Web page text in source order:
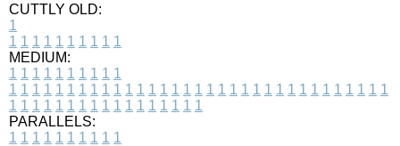
CUTTLY OLD:
1
1 1 1 1 1 1 1 1 1 1
MEDIUM:
1 1 1 1 1 1 1 1 1 1
1 1 1 1 1 1 1 1 1 1 1 1 1 1 1 1 1 1 1 1 1 1 1 1 1 1 1 1 1 1 1 1 1
1 1 1 1 1 1 1 1 1 1 1 1 1 1 1 1 1
PARALLELS:
1 1 1 1 1 1 1 1 1 1